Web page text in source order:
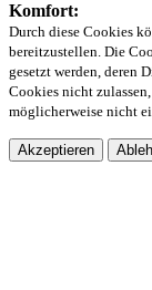
Komfort:
Durch diese Cookies
bereitzustellen. Die
gesetzt werden, deren
Cookies nicht
möglicherweise nicht
Akzeptieren